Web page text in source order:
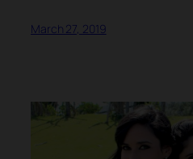
March 27, 2019